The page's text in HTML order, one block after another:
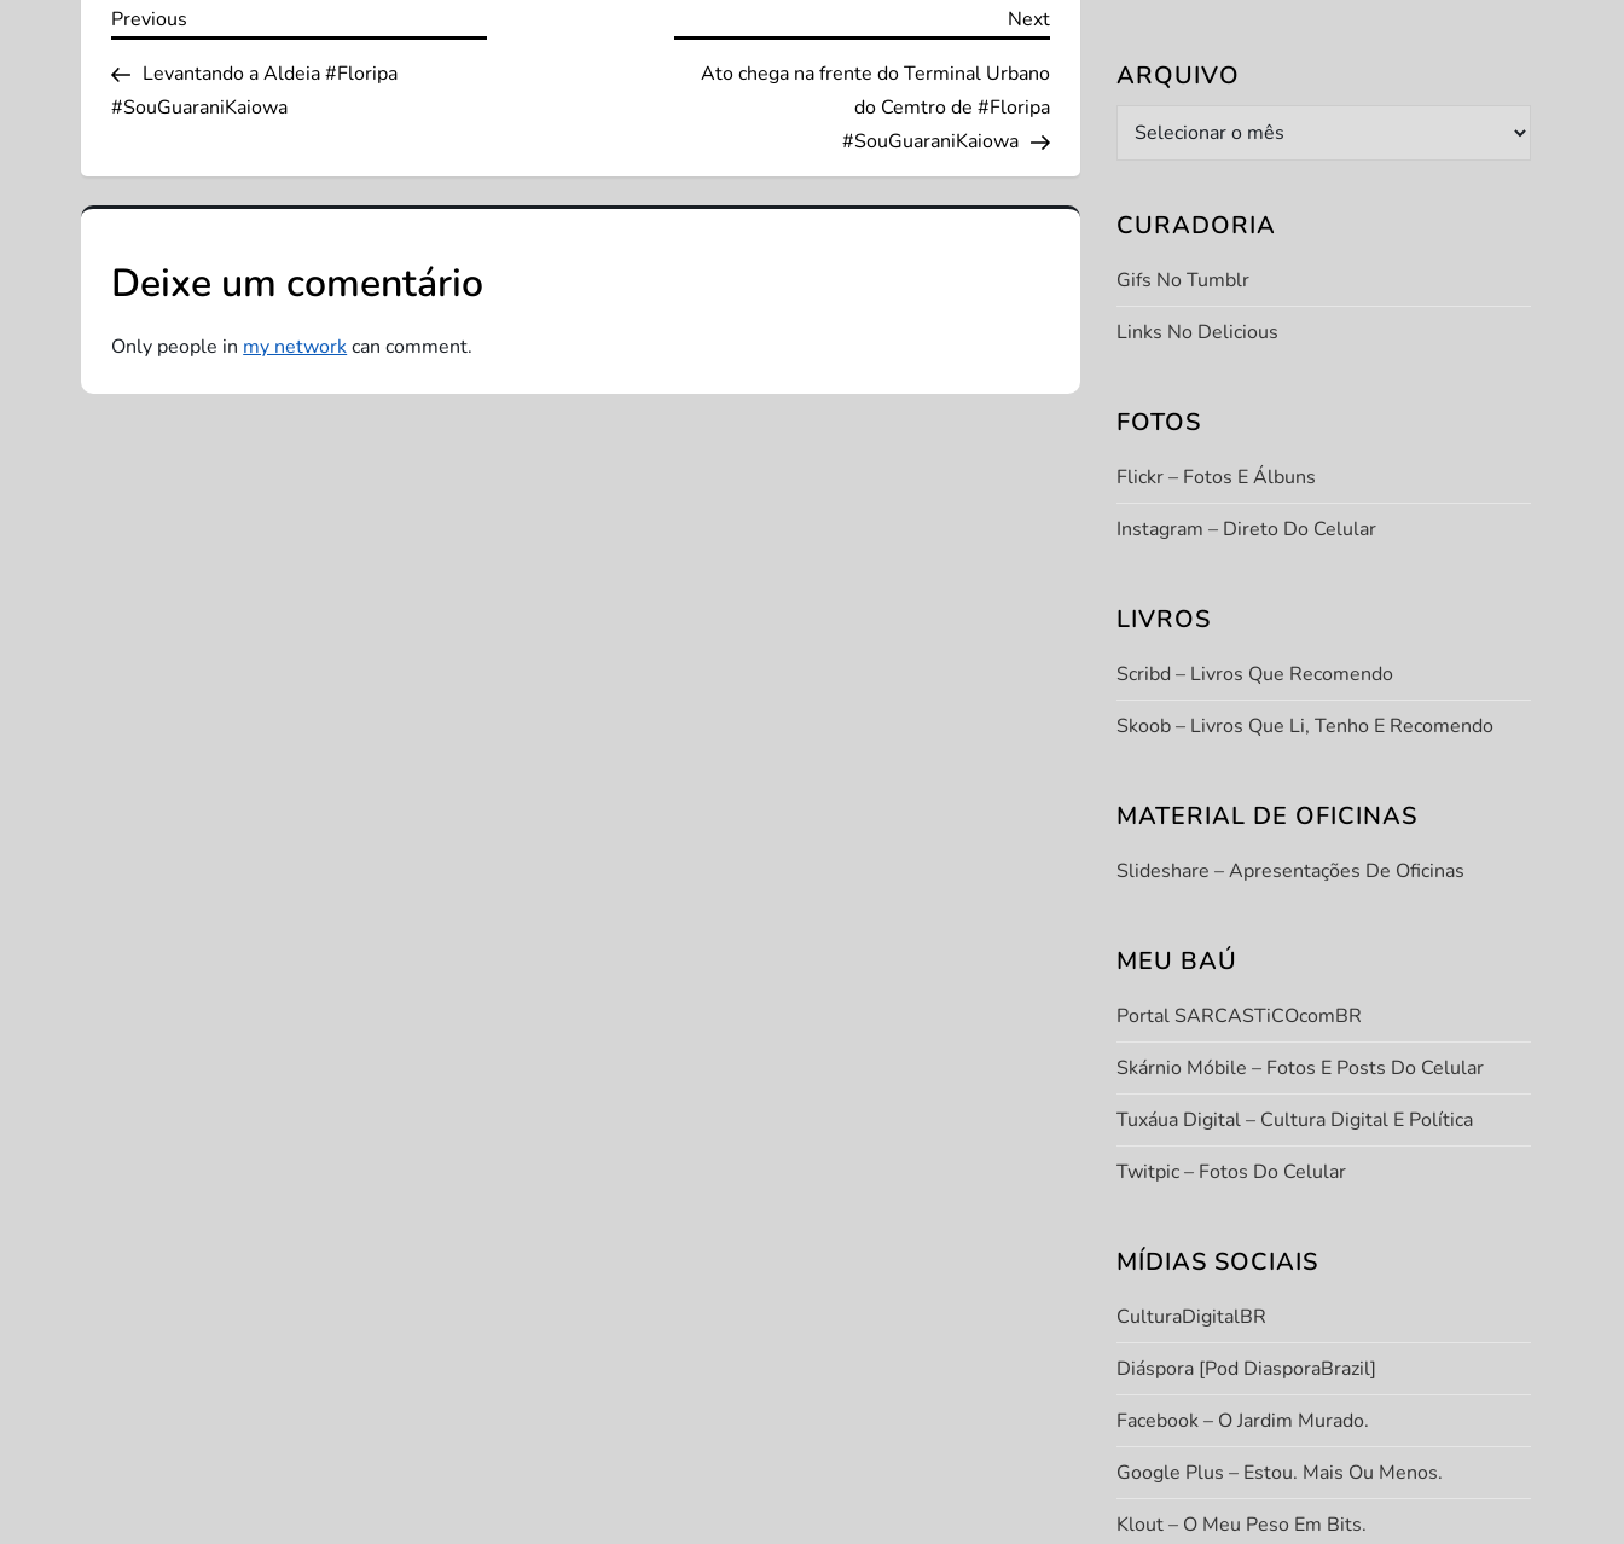
N
a
e
g
a
ç
Previous
Previous
Levantando a Aldeia #Floripa
#SouGuaraniKaiowa
Next
Next
Ato chega na frente do Terminal Urbano
do Cemtro de #Floripa
#SouGuaraniKaiowa
Deixe um comentário
Only people in my networkcan comment.
ARQUIVO
Arquivo
CURADORIA
Gifs No Tumblr
Links No Delicious
FOTOS
Flickr – Fotos E Álbuns
Instagram – Direto Do Celular
LIVROS
Scribd – Livros Que Recomendo
Skoob – Livros Que Li, Tenho E Recomendo
MATERIAL DE OFICINAS
Slideshare – Apresentações De Oficinas
MEU BAÚ
Portal SARCASTiCOcomBR
Skárnio Móbile – Fotos E Posts Do Celular
Tuxáua Digital – Cultura Digital E Política
Twitpic – Fotos Do Celular
MÍDIAS SOCIAIS
CulturaDigitalBR
Diáspora [Pod DiasporaBrazil]
Facebook – O Jardim Murado.
Google Plus – Estou. Mais Ou Menos.
Klout – O Meu Peso Em Bits.